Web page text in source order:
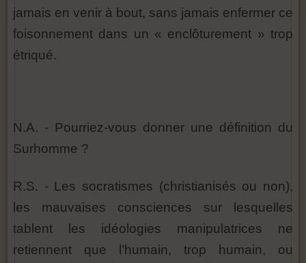
jamais en venir à bout, sans jamais enfermer ce
foisonnement dans un « enclôturement » trop
étriqué.
N.A. - Pourriez-vous donner une définition du
Surhomme ?
R.S. - Les socratismes (christianisés ou non),
les mauvaises consciences sur lesquelles
tablent les idéologies manipulatrices ne
retiennent que l’humain, trop humain, ou